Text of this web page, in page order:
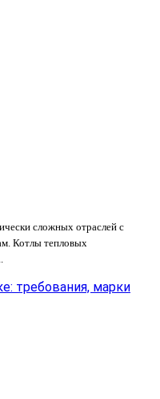
сложных отраслей с
Котлы тепловых
требования, марки